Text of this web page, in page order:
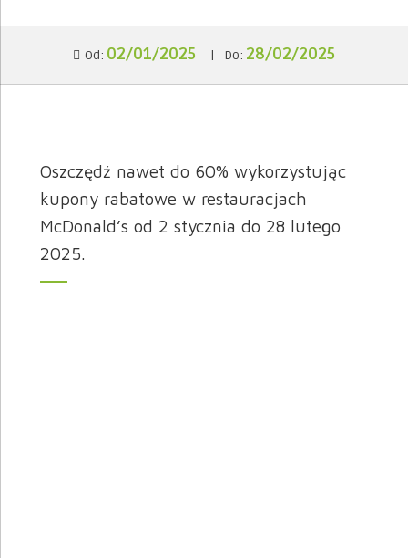
Od: 02/01/2025 | Do: 28/02/2025
Oszczędź nawet do 60% wykorzystując
kupony rabatowe w restauracjach
McDonald’s od 2 stycznia do 28 lutego
2025.